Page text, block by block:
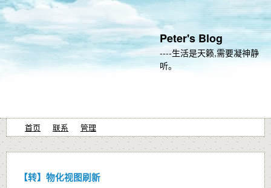
Peter's Blog
----生活是天籁,需要凝神静
听。
首页 联系 管理
【转】物化视图刷新